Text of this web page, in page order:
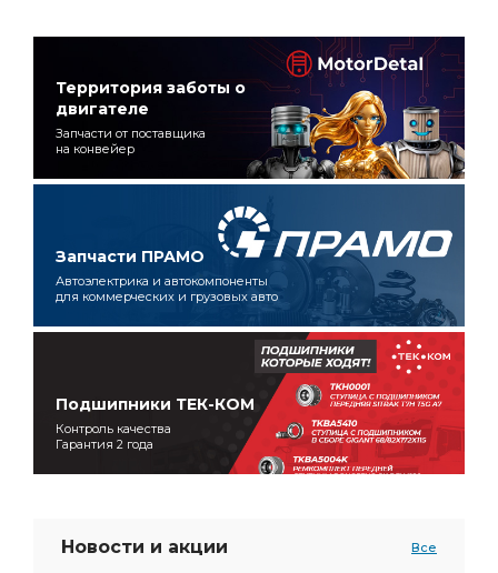
Территория заботы о
двигателе
Запчасти от поставщика
на конвейер
Запчасти ПРАМО
Автоэлектрика и автокомпоненты
для коммерческих и грузовых авто
Подшипники ТЕК-КОМ
Контроль качества
Гарантия 2 года
Новости и акции Все